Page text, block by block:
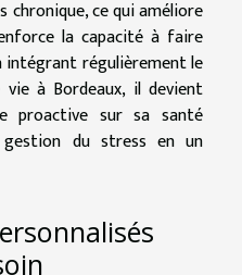
chronique, ce qui améliore
la capacité à faire
intégrant régulièrement le
à Bordeaux, il devient
proactive sur sa santé
du stress en un